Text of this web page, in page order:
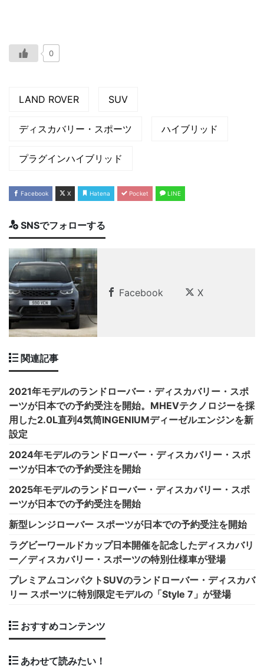
0
LAND ROVER SUV
ディスカバリー・スポーツ ハイブリッド
プラグインハイブリッド
Facebook X Hatena Pocket LINE
SNSでフォローする
Facebook X
関連記事
2021年モデルのランドローバー・ディスカバリー・スポ
ーツが日本での予約受注を開始。MHEVテクノロジーを採
用した2.0L直列4気筒INGENIUMディーゼルエンジンを新
設定
2024年モデルのランドローバー・ディスカバリー・スポ
ーツが日本での予約受注を開始
2025年モデルのランドローバー・ディスカバリー・スポ
ーツが日本での予約受注を開始
新型レンジローバー スポーツが日本での予約受注を開始
ラグビーワールドカップ日本開催を記念したディスカバリ
ー／ディスカバリー・スポーツの特別仕様車が登場
プレミアムコンパクトSUVのランドローバー・ディスカバ
リー スポーツに特別限定モデルの「Style 7」が登場
おすすめコンテンツ
あわせて読みたい！